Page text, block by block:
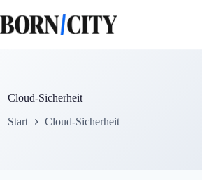
Inhalt
springen
Cloud-Sicherheit
Start Cloud-Sicherheit